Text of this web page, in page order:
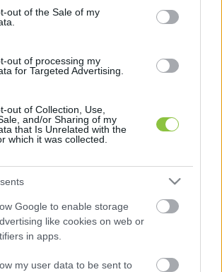
out of the Sale of my
out of processing my
for Targeted Advertising.
out of Collection, Use,
and/or Sharing of my
that Is Unrelated with the
which it was collected.
Google to enable storage
like cookies on web or
in apps.
my user data to be sent to
szerint a túlélőcsomagról készült
mutatja, hogy az EU miért
a helyét és a súlyát a
ugyanis szerinte ez
alapot nélkülöző, a józan ész
és összetevőjét nélkülöző